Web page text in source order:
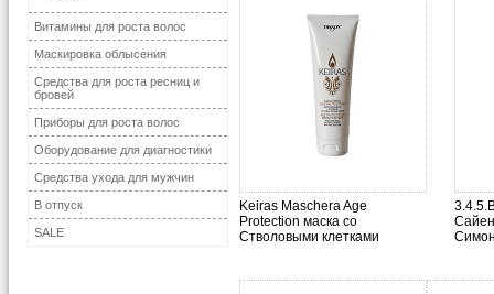
Витамины для роста волос
Маскировка облысения
Средства для роста ресниц и
бровей
Приборы для роста волос
Оборудование для диагностики
Средства ухода для мужчин
В отпуск
SALE
Keiras Maschera Age
Protection маска со
Стволовыми клетками